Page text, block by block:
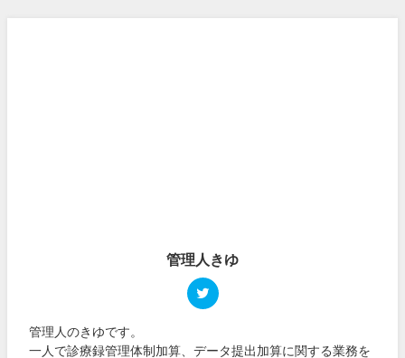
管理人きゆ
管理人のきゆです。
一人で診療録管理体制加算、データ提出加算に関する業務を